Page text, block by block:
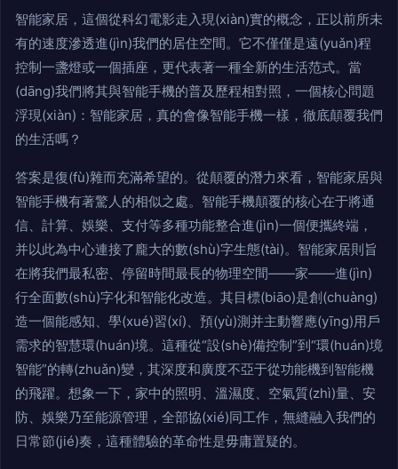
智能家居，這個從科幻電影走入現(xiàn)實的概念，正以前所未
有的速度滲透進(jìn)我們的居住空間。它不僅僅是遠(yuǎn)程
控制一盞燈或一個插座，更代表著一種全新的生活范式。當
(dāng)我們將其與智能手機的普及歷程相對照，一個核心問題
浮現(xiàn)：智能家居，真的會像智能手機一樣，徹底顛覆我們
的生活嗎？
答案是復(fù)雜而充滿希望的。從顛覆的潛力來看，智能家居與
智能手機有著驚人的相似之處。智能手機顛覆的核心在于將通
信、計算、娛樂、支付等多種功能整合進(jìn)一個便攜終端，
并以此為中心連接了龐大的數(shù)字生態(tài)。智能家居則旨
在將我們最私密、停留時間最長的物理空間——家——進(jìn)
行全面數(shù)字化和智能化改造。其目標(biāo)是創(chuàng)
造一個能感知、學(xué)習(xí)、預(yù)測并主動響應(yīng)用戶
需求的智慧環(huán)境。這種從“設(shè)備控制”到“環(huán)境
智能”的轉(zhuǎn)變，其深度和廣度不亞于從功能機到智能機
的飛躍。想象一下，家中的照明、溫濕度、空氣質(zhì)量、安
防、娛樂乃至能源管理，全部協(xié)同工作，無縫融入我們的
日常節(jié)奏，這種體驗的革命性是毋庸置疑的。